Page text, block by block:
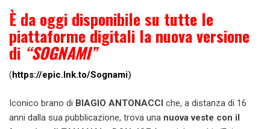
È da oggi disponibile su tutte le
piattaforme digitali la nuova versione
di “SOGNAMI”
(https://epic.lnk.to/Sognami)
Iconico brano di BIAGIO ANTONACCI che, a distanza di 16
anni dalla sua pubblicazione, trova una nuova veste con il